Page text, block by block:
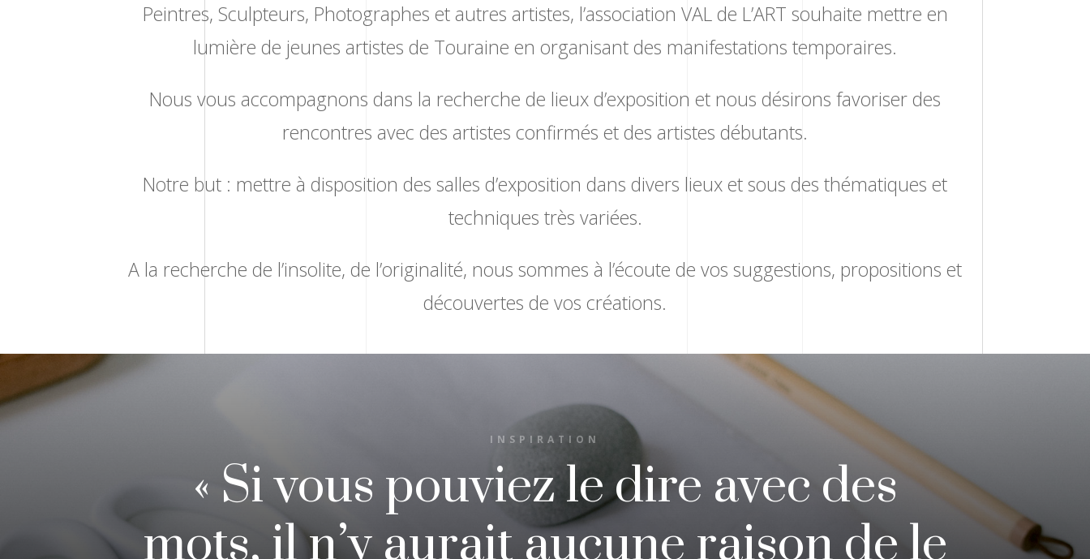
Peintres, Sculpteurs, Photographes et autres artistes, l’association VAL de L’ART souhaite mettre en
lumière de jeunes artistes de Touraine en organisant des manifestations temporaires.
Nous vous accompagnons dans la recherche de lieux d’exposition et nous désirons favoriser des
rencontres avec des artistes confirmés et des artistes débutants.
Notre but : mettre à disposition des salles d’exposition dans divers lieux et sous des thématiques et
techniques très variées.
A la recherche de l’insolite, de l’originalité, nous sommes à l’écoute de vos suggestions, propositions et
découvertes de vos créations.
INSPIRATION
« Si vous pouviez le dire avec des
mots, il n’y aurait aucune raison de le